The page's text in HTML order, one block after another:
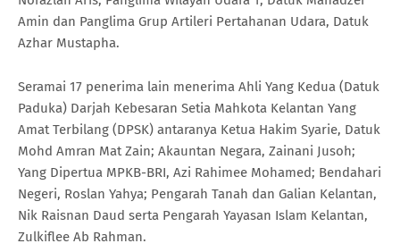
Amin dan Panglima Grup Artileri Pertahanan Udara, Datuk
Azhar Mustapha.
Seramai 17 penerima lain menerima Ahli Yang Kedua (Datuk
Paduka) Darjah Kebesaran Setia Mahkota Kelantan Yang
Amat Terbilang (DPSK) antaranya Ketua Hakim Syarie, Datuk
Mohd Amran Mat Zain; Akauntan Negara, Zainani Jusoh;
Yang Dipertua MPKB-BRI, Azi Rahimee Mohamed; Bendahari
Negeri, Roslan Yahya; Pengarah Tanah dan Galian Kelantan,
Nik Raisnan Daud serta Pengarah Yayasan Islam Kelantan,
Zulkiflee Ab Rahman.